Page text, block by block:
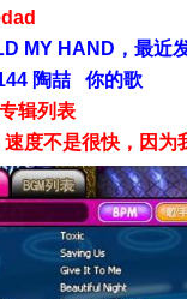
HAND，最近
144 陶喆 你的
辑列表
度不是很快，因为